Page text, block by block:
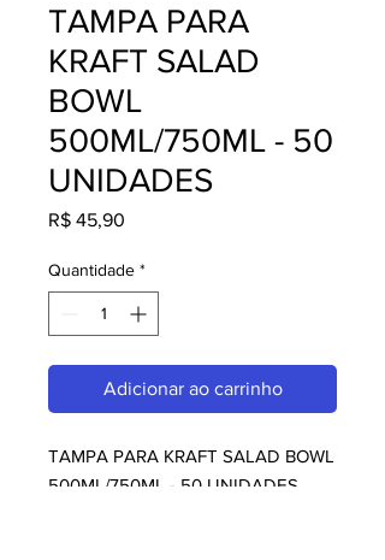
TAMPA PARA
KRAFT SALAD
BOWL
500ML/750ML - 50
UNIDADES
R$ 45,90
Quantidade *
Adicionar ao carrinho
TAMPA PARA KRAFT SALAD BOWL
500ML/750ML - 50 UNIDADES,